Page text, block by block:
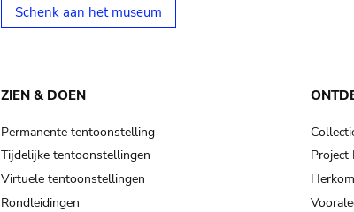
Schenk aan het museum
ZIEN & DOEN
Permanente tentoonstelling
Tijdelijke tentoonstellingen
Virtuele tentoonstellingen
Rondleidingen
Project